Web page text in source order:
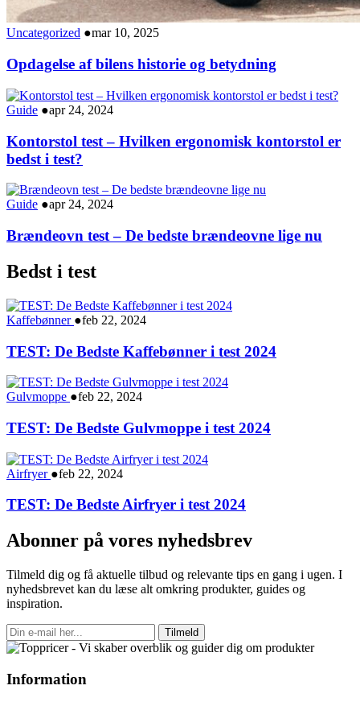
Uncategorized ●mar 10, 2025
Opdagelse af bilens historie og betydning
Guide ●apr 24, 2024
Kontorstol test – Hvilken ergonomisk kontorstol er
bedst i test?
Guide ●apr 24, 2024
Brændeovn test – De bedste brændeovne lige nu
Bedst i test
Kaffebønner ●feb 22, 2024
TEST: De Bedste Kaffebønner i test 2024
Gulvmoppe ●feb 22, 2024
TEST: De Bedste Gulvmoppe i test 2024
Airfryer ●feb 22, 2024
TEST: De Bedste Airfryer i test 2024
Abonner på vores nyhedsbrev
Tilmeld dig og få aktuelle tilbud og relevante tips en gang i ugen. I
nyhedsbrevet kan du læse alt omkring produkter, guides og
inspiration.
Tilmeld
Information